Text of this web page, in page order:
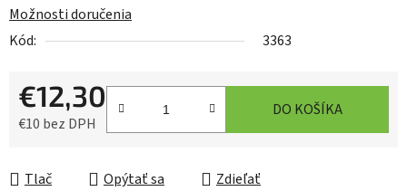
Možnosti doručenia
Kód:
3363
€12,30
€10 bez DPH
DO KOŠÍKA
Tlač Opýtať sa Zdieľať